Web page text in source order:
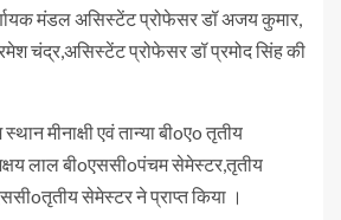
मंडल असिस्टेंट प्रोफेसर डॉ अजय कुमार,
चंद्र,असिस्टेंट प्रोफेसर डॉ प्रमोद सिंह की
मीनाक्षी एवं तान्या बीoएo तृतीय
लाल बीoएससीoपंचम सेमेस्टर,तृतीय
सेमेस्टर ने प्राप्त किया ।